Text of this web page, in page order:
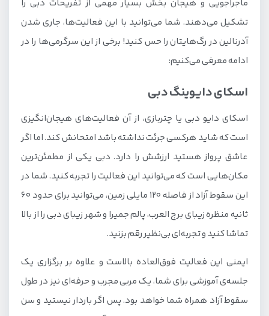
ماجراجویی و هیجان بخش بسیار مهمی از تفریحات دبی را
تشکیل می‌دهند. شما می‌توانید با این فعالیت‌ها، جاری شدن
آدرنالین در رگ‌هایتان را حس کنید! برخی از این سرگرمی‌ها را در
ادامه معرفی می‌کنیم:
اسکای دایوینگ دبی
اسکای دایو دبی یا چتربازی، از آن فعالیت‌های هیجان‌انگیزی
است که شاید هرکسی جرئت نداشته باشد امتحانش کند. اما اگر
عاشق پرواز هستید ارزشش را دارد. دبی یکی از مطمئن‌ترین
مکان‌هایی است که می‌توانید این فعالیت را تجربه کنید. شما در
این سقوط آزاد از فاصله ۱۲۰ مایلی زمین، می‌توانید برای حدود ۶۰
ثانیه منظره زیبای برج العرب، پالم جمیرا و شهر زیبای دبی را از بالا
تماشا کنید و تجربه‌ای بی‌نظیر رقم بزنید.
ایمنی این فعالیت فوق‌العاده بالاست و علاوه بر برگزاری یک
جلسه‌ی آموزشی برای شما، یک مربی مجرب و حرفه‌ای نیز در طول
سقوط آزاد همراه شما خواهد بود. پس اگر باردار نیستید و سن